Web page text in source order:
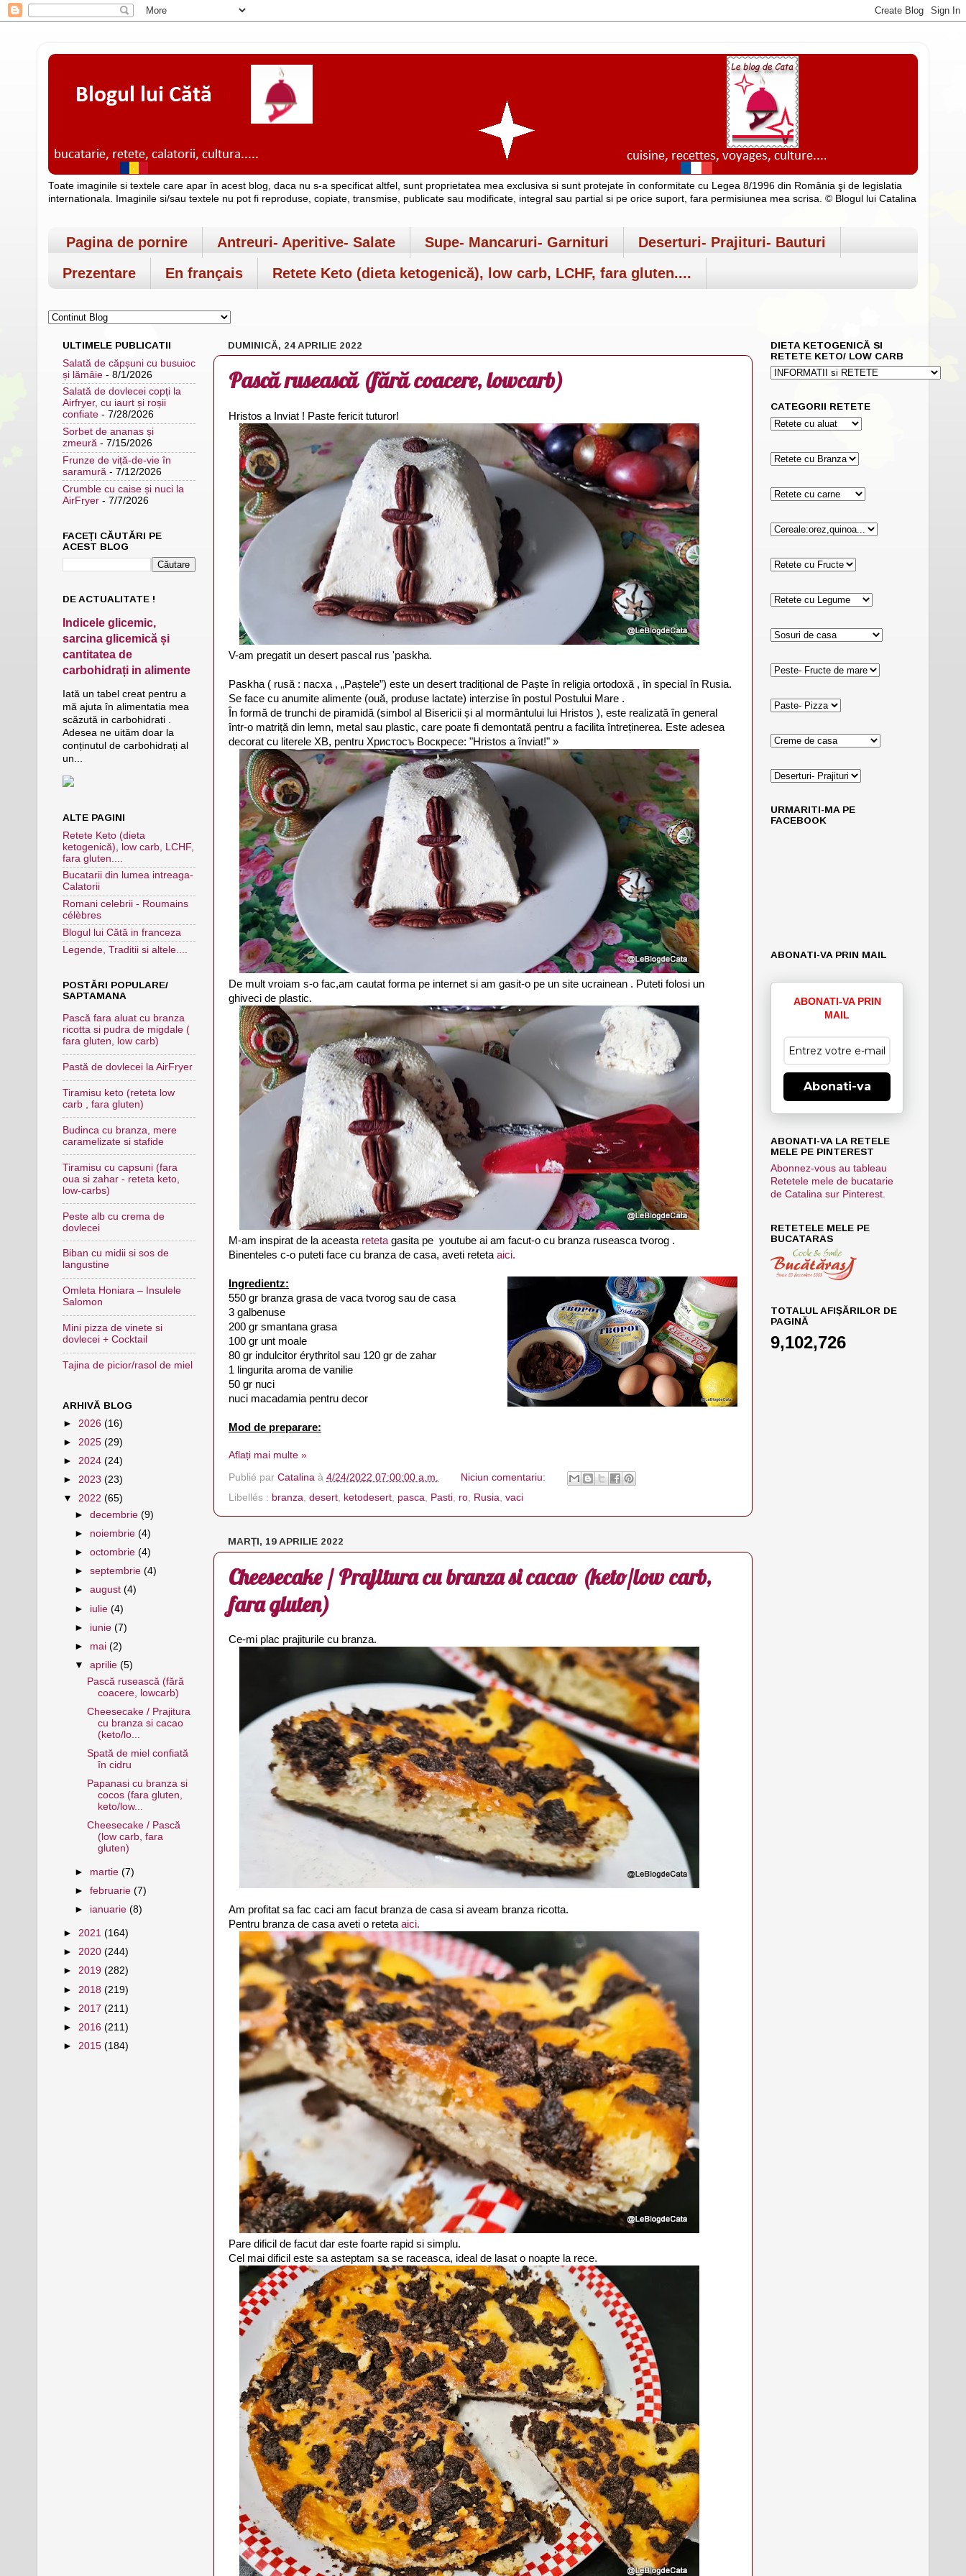
Toate imaginile si textele care apar în acest blog, daca nu s-a specificat altfel, sunt proprietatea mea exclusiva si sunt protejate în conformitate cu Legea 8/1996 din România şi de legislatia
internationala. Imaginile si/sau textele nu pot fi reproduse, copiate, transmise, publicate sau modificate, integral sau partial si pe orice suport, fara permisiunea mea scrisa. © Blogul lui Catalina
Pagina de pornire Antreuri- Aperitive- Salate Supe- Mancaruri- Garnituri
Deserturi- Prajituri- Bauturi
Prezentare
En français Retete Keto (dieta ketogenică), low carb, LCHF, fara gluten....
DUMINICĂ, 24 APRILIE 2022
Pască rusească (fără coacere, lowcarb)
Hristos a Inviat ! Paste fericit tuturor!
V-am pregatit un desert pascal rus 'paskha.
Paskha ( rusă : пасха , „Paștele”) este un desert tradițional de Paște în religia ortodoxă , în special în Rusia.
Se face cu anumite alimente (ouă, produse lactate) interzise în postul Postului Mare .
În formă de trunchi de piramidă (simbol al Bisericii și al mormântului lui Hristos ), este realizată în general
într-o matriță din lemn, metal sau plastic, care poate fi demontată pentru a facilita întreținerea. Este adesea
decorat cu literele ХВ, pentru Христосъ Воскресе: "Hristos a înviat!" »
De mult vroiam s-o fac,am cautat forma pe internet si am gasit-o pe un site ucrainean . Puteti folosi un
ghiveci de plastic.
M-am inspirat de la aceasta reteta gasita pe youtube ai am facut-o cu branza ruseasca tvorog .
Binenteles c-o puteti face cu branza de casa, aveti reteta aici.
Ingredientz:
550 gr branza grasa de vaca tvorog sau de casa
3 galbenuse
200 gr smantana grasa
100 gr unt moale
80 gr indulcitor érythritol sau 120 gr de zahar
1 lingurita aroma de vanilie
50 gr nuci
nuci macadamia pentru decor
Mod de preparare:
Aflați mai multe »
Publié par Catalina à 4/24/2022 07:00:00 a.m.
Niciun comentariu:
Libellés : branza, desert, ketodesert, pasca, Pasti, ro, Rusia, vaci
MARȚI, 19 APRILIE 2022
Cheesecake / Prajitura cu branza si cacao (keto/low carb,
fara gluten)
Ce-mi plac prajiturile cu branza.
Am profitat sa fac caci am facut branza de casa si aveam branza ricotta.
Pentru branza de casa aveti o reteta aici.
Pare dificil de facut dar este foarte rapid si simplu.
Cel mai dificil este sa asteptam sa se raceasca, ideal de lasat o noapte la rece.
ULTIMELE PUBLICATII
Salată de căpșuni cu busuioc
și lămâie - 8/1/2026
Salată de dovlecei copți la
Airfryer, cu iaurt și roșii
confiate - 7/28/2026
Sorbet de ananas și
zmeură - 7/15/2026
Frunze de viță-de-vie în
saramură - 7/12/2026
Crumble cu caise și nuci la
AirFryer - 7/7/2026
FACEȚI CĂUTĂRI PE
ACEST BLOG
DE ACTUALITATE !
Indicele glicemic,
sarcina glicemică și
cantitatea de
carbohidrați in alimente
Iată un tabel creat pentru a
mă ajuta în alimentatia mea
scăzută in carbohidrati .
Adesea ne uităm doar la
conținutul de carbohidrați al
un...
ALTE PAGINI
Retete Keto (dieta
ketogenică), low carb, LCHF,
fara gluten....
Bucatarii din lumea intreaga-
Calatorii
Romani celebrii - Roumains
célèbres
Blogul lui Cătă in franceza
Legende, Traditii si altele....
POSTĂRI POPULARE/
SAPTAMANA
Pască fara aluat cu branza
ricotta si pudra de migdale (
fara gluten, low carb)
Pastă de dovlecei la AirFryer
Tiramisu keto (reteta low
carb , fara gluten)
Budinca cu branza, mere
caramelizate si stafide
Tiramisu cu capsuni (fara
oua si zahar - reteta keto,
low-carbs)
Peste alb cu crema de
dovlecei
Biban cu midii si sos de
langustine
Omleta Honiara – Insulele
Salomon
Mini pizza de vinete si
dovlecei + Cocktail
Tajina de picior/rasol de miel
ARHIVĂ BLOG
► 2026 (16)
► 2025 (29)
► 2024 (24)
► 2023 (23)
▼ 2022 (65)
►decembrie(9)
► noiembrie(4)
►octombrie(4)
►septembrie(4)
►august(4)
► iulie(4)
► iunie(7)
► mai(2)
▼aprilie(5)
Pască rusească (fără
coacere, lowcarb)
Cheesecake / Prajitura
cu branza si cacao
(keto/lo...
Spată de miel confiată
în cidru
Papanasi cu branza si
cocos (fara gluten,
keto/low...
Cheesecake / Pască
(low carb, fara
gluten)
► martie(7)
►februarie(7)
► ianuarie(8)
► 2021 (164)
► 2020 (244)
► 2019 (282)
► 2018 (219)
► 2017 (211)
► 2016 (211)
► 2015 (184)
DIETA KETOGENICĂ SI
RETETE KETO/ LOW CARB
CATEGORII RETETE
URMARITI-MA PE
FACEBOOK
ABONATI-VA PRIN MAIL
ABONATI-VA PRIN
MAIL
Abonati-va
ABONATI-VA LA RETELE
MELE PE PINTEREST
Abonnez-vous au tableau
Retetele mele de bucatarie
de Catalina sur Pinterest.
RETETELE MELE PE
BUCATARAS
TOTALUL AFIȘĂRILOR DE
PAGINĂ
9,102,726